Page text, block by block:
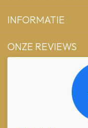
INFORMATIE
ONZE REVIEWS